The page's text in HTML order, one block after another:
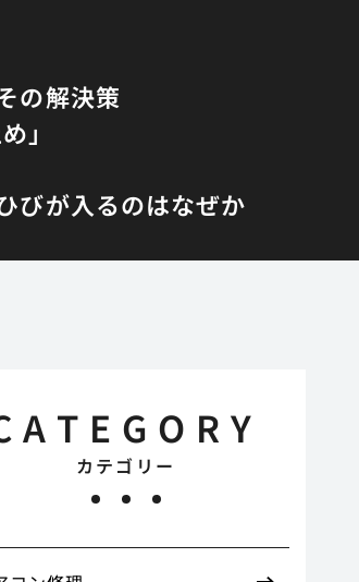
の解決策
」
びが入るのはなぜか
カテゴリー